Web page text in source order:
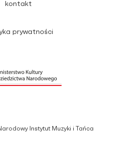
Instytut Muzyki i Tańca
kontakt
prywatności